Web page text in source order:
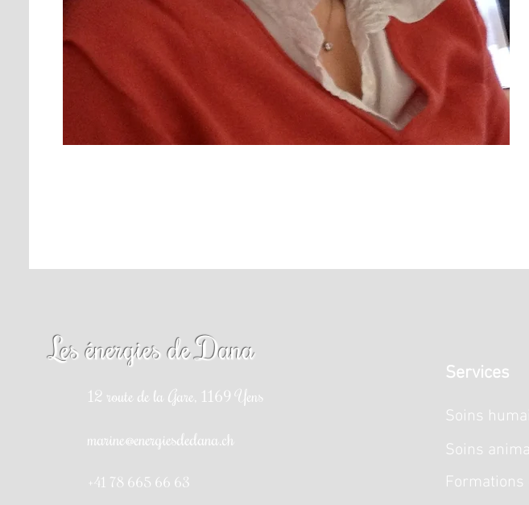
Les énergies de Dana
12 route de la Gare, 1169 Yens
marine@energiesdedana.ch
+41 78 665 66 63
Services
Soins
Soins
Formations